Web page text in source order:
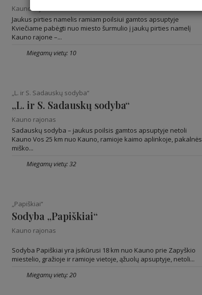
Kauno rajonas
Jaukus pirties namelis ramiam poilsiui gamtos apsuptyje
Kviečiame pabėgti nuo miesto šurmulio į jaukų pirties namelį
Kauno rajone –...
Miegamų vietų: 10
„L. ir S. Sadauskų sodyba“
„L. ir S. Sadauskų sodyba“
Kauno rajonas
Sadauskų sodyba – jaukus poilsis gamtos apsuptyje netoli
Kauno Vos 25 km nuo Kauno, ramioje kaimo aplinkoje, pakalnės
miško...
Miegamų vietų: 32
„Papiškiai“
Sodyba „Papiškiai“
Kauno rajonas
Sodyba Papiškiai yra įsikūrusi 18 km nuo Kauno prie Zapyškio
miestelio, gražioje ir ramioje vietoje, ąžuolų apsuptyje, netoli...
Miegamų vietų: 20